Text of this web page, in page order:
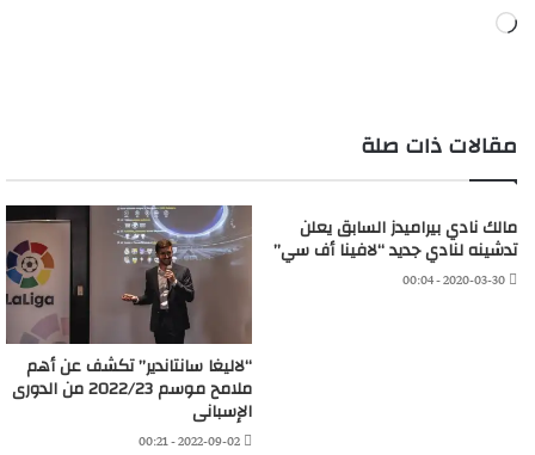
جاري
مقالات ذات صلة
مالك نادي بيراميدز السابق يعلن
تدشينه لنادي جديد “لافينا أف سي”
2020-03-30 - 00:04
“لاليغا سانتاندير” تكشف عن أهم
ملامح موسم 2022/23 من الدورى
الإسبانى
2022-09-02 - 00:21